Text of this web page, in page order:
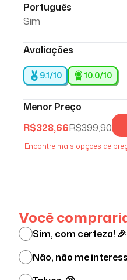
Português
Sim
Avaliações
9.1/10 10.0/10
Menor Preço
R$328,66R$399,90
Encontre mais opções de
Você
Sim, com certeza! 🎉
Não, não me